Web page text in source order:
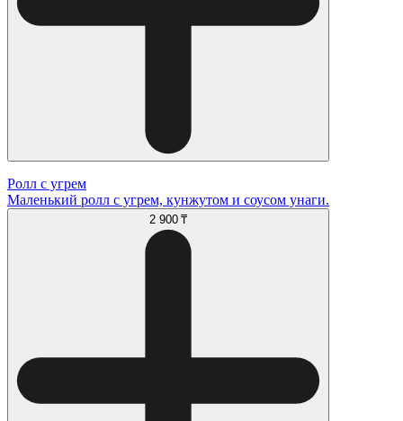
Ролл с угрем
Маленький ролл с угрем, кунжутом и соусом унаги.
2 900 ₸